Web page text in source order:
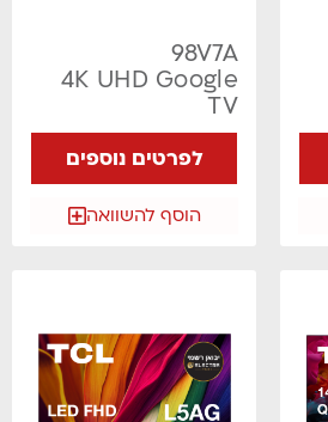
98V7A
4K UHD Google
TV
לפרטים נוספים
הוסף להשוואה